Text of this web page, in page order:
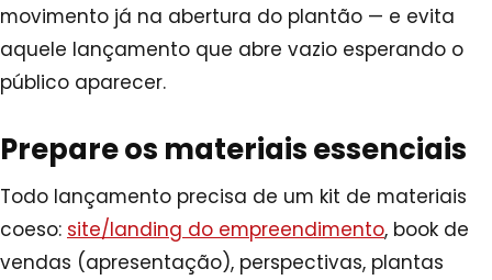
movimento já na abertura do plantão — e evita
aquele lançamento que abre vazio esperando o
público aparecer.
Prepare os materiais essenciais
Todo lançamento precisa de um kit de materiais
coeso: site/landing do empreendimento, book de
vendas (apresentação), perspectivas, plantas